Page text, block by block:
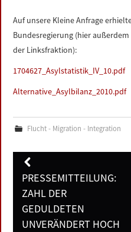
IMPRESSUM
Auf unsere Kleine Anfrage
Bundesregierung (hier
der Linksfraktion):
1704627_Asylstatistik_IV_10.pdf
Alternative_Asylbilanz_2010.pdf
Flucht - Migration - Integration
Post
navigation
PRESSEMITTEILUNG:
ZAHL DER
GEDULDETEN
UNVERÄNDERT HOCH